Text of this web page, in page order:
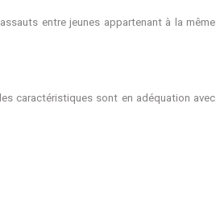
entre jeunes appartenant à la même
caractéristiques sont en adéquation avec